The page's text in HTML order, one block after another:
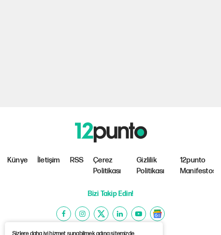
Künye İletişim RSS
Çerez
Politikası
Gizlilik
Politikası
12punto
Manifestosu
Bizi Takip Edin!